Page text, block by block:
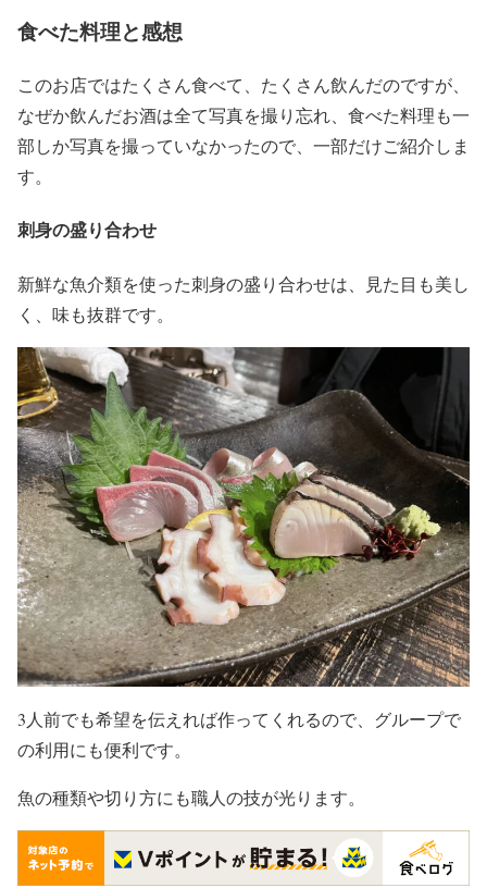
食べた料理と感想
このお店ではたくさん食べて、たくさん飲んだのですが、
なぜか飲んだお酒は全て写真を撮り忘れ、食べた料理も一
部しか写真を撮っていなかったので、一部だけご紹介しま
す。
刺身の盛り合わせ
新鮮な魚介類を使った刺身の盛り合わせは、見た目も美し
く、味も抜群です。
3人前でも希望を伝えれば作ってくれるので、グループで
の利用にも便利です。
魚の種類や切り方にも職人の技が光ります。